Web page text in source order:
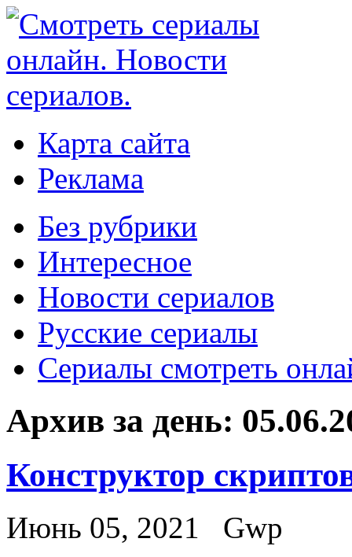
Карта сайта
Реклама
Без рубрики
Интересное
Новости сериалов
Русские сериалы
Сериалы смотреть
Архив за день:
Конструктор
Июнь 05, 2021
Gwp